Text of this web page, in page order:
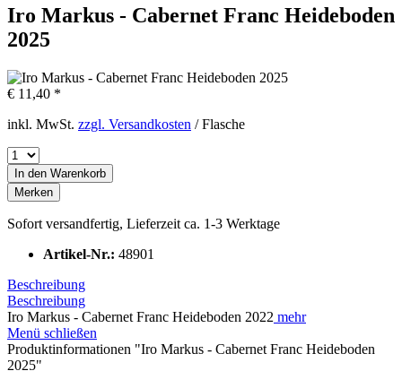
Iro Markus - Cabernet Franc Heideboden
2025
€ 11,40 *
inkl. MwSt. zzgl. Versandkosten / Flasche
In den Warenkorb
Merken
Sofort versandfertig, Lieferzeit ca. 1-3 Werktage
Artikel-Nr.: 48901
Beschreibung
Beschreibung
Iro Markus - Cabernet Franc Heideboden 2022 mehr
Menü schließen
Produktinformationen "Iro Markus - Cabernet Franc Heideboden
2025"